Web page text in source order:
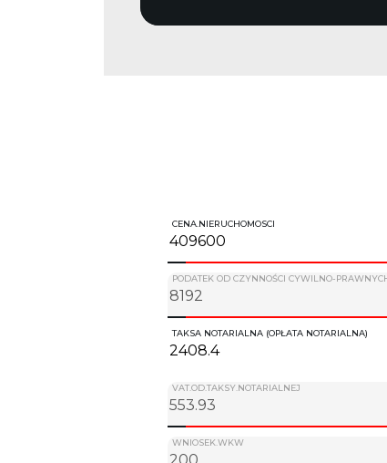
CENA.NIERUCHOMOSCI
PODATEK OD CZYNNOŚCI CYWILNO-
TAKSA NOTARIALNA (OPŁATA NOTARIALNA)
VAT.OD.TAKSY.NOTARIALNEJ
WNIOSEK.WKW